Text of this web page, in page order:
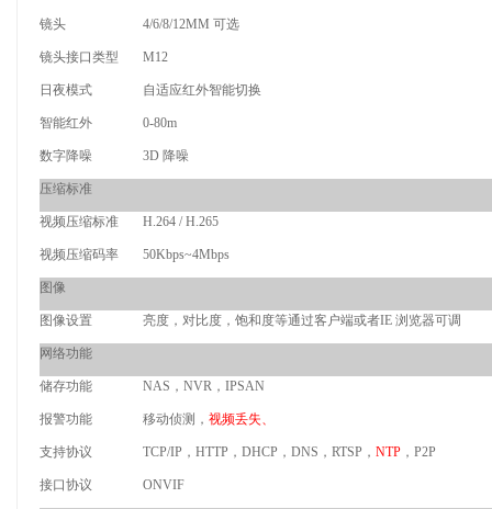
镜头 4/6/8/12MM 可选
镜头接口类型 M12
日夜模式 自适应红外智能切换
智能红外 0-80m
数字降噪 3D 降噪
压缩标准
视频压缩标准 H.264 / H.265
视频压缩码率 50Kbps~4Mbps
图像
图像设置 亮度，对比度，饱和度等通过客户端或者IE 浏览器可调
网络功能
储存功能 NAS，NVR，IPSAN
报警功能 移动侦测， 视频丢失、
支持协议 TCP/IP，HTTP，DHCP，DNS，RTSP， NTP ，P2P
接口协议 ONVIF